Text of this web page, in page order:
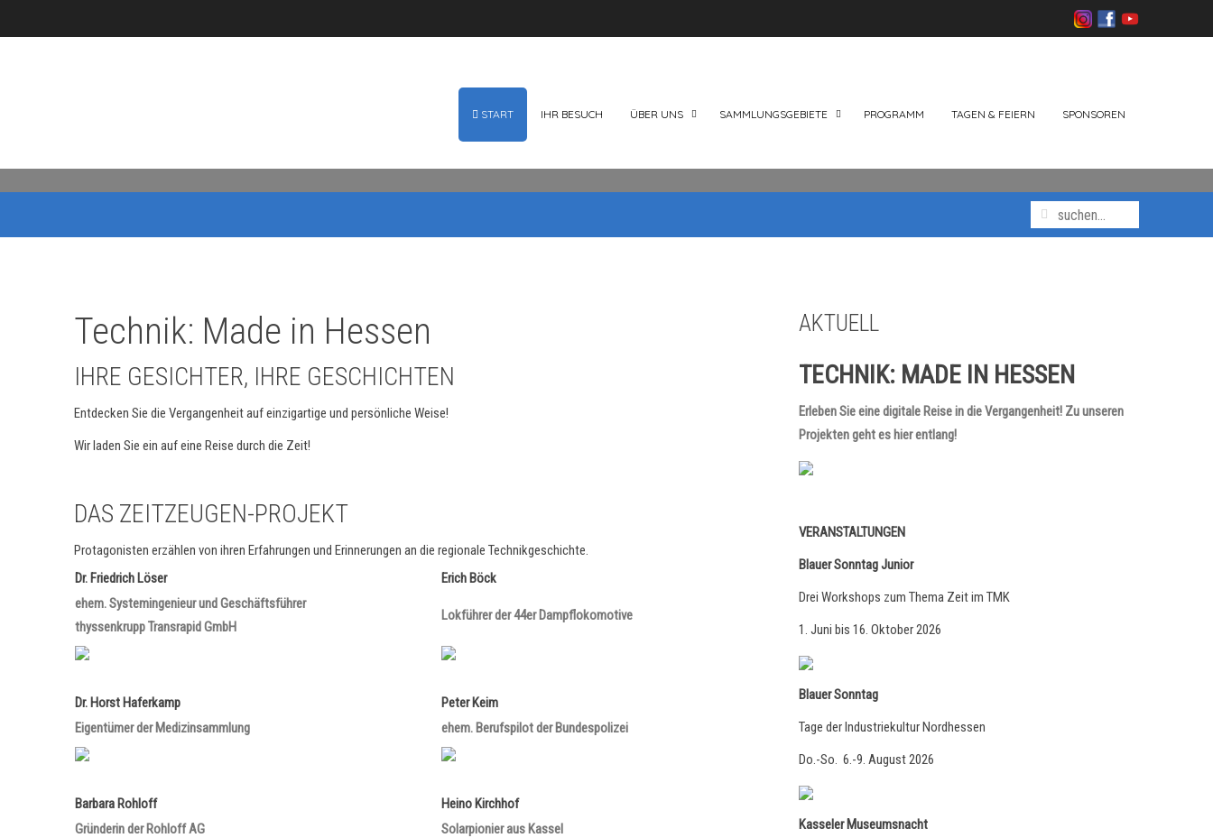
START IHR BESUCH ÜBER UNS SAMMLUNGSGEBIETE PROGRAMM TAGEN & FEIERN SPONSOREN
Technik: Made in Hessen
IHRE GESICHTER, IHRE GESCHICHTEN
Entdecken Sie die Vergangenheit auf einzigartige und persönliche Weise!
Wir laden Sie ein auf eine Reise durch die Zeit!
DAS ZEITZEUGEN-PROJEKT
Protagonisten erzählen von ihren Erfahrungen und Erinnerungen an die regionale Technikgeschichte.
Dr. Friedrich Löser
Erich Böck
ehem. Systemingenieur und Geschäftsführer
thyssenkrupp Transrapid GmbH
Lokführer der 44er Dampflokomotive
Dr. Horst Haferkamp
Peter Keim
Eigentümer der Medizinsammlung
ehem. Berufspilot der Bundespolizei
Barbara Rohloff
Heino Kirchhof
Gründerin der Rohloff AG
Solarpionier aus Kassel
AKTUELL
TECHNIK: MADE IN HESSEN
Erleben Sie eine digitale Reise in die Vergangenheit! Zu unseren
Projekten geht es hier entlang!
VERANSTALTUNGEN
Blauer Sonntag Junior
Drei Workshops zum Thema Zeit im TMK
1. Juni bis 16. Oktober 2026
Blauer Sonntag
Tage der Industriekultur Nordhessen
Do.-So. 6.-9. August 2026
Kasseler Museumsnacht